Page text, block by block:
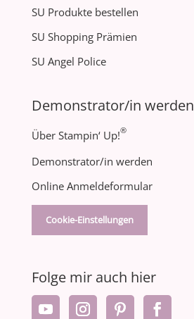
SU Produkte bestellen
SU Shopping Prämien
SU Angel Police
Demonstrator/in werden
Über Stampin‘ Up!®
Demonstrator/in werden
Online Anmeldeformular
Cookie-Einstellungen
Folge mir auch hier